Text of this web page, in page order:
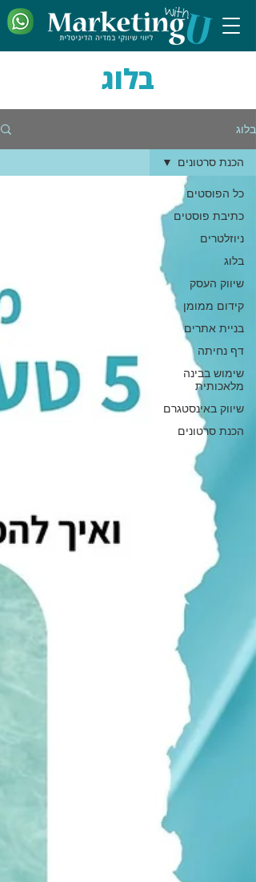
בלוג
בלוג
כל הפוסטים
כתיבת פוסטים
ניוזלטרים
בלוג
שיווק העסק
קידום ממומן
בניית אתרים
דף נחיתה
שימוש בבינה
מלאכותית
שיווק באינסטגרם
הכנת סרטונים
הכנת סרטונים